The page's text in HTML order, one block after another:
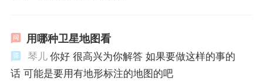
用哪种卫星地图看
琴儿你好 很高兴为你解答 如果要做这样的事的
话 可能是要用有地形标注的地图的吧